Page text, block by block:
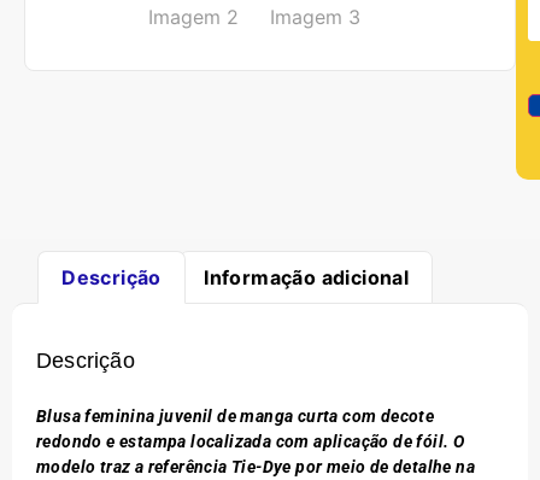
Descrição Informação adicional
Descrição
Blusa feminina juvenil de manga curta com decote
redondo e estampa localizada com aplicação de fóil. O
modelo traz a referência Tie-Dye por meio de detalhe na